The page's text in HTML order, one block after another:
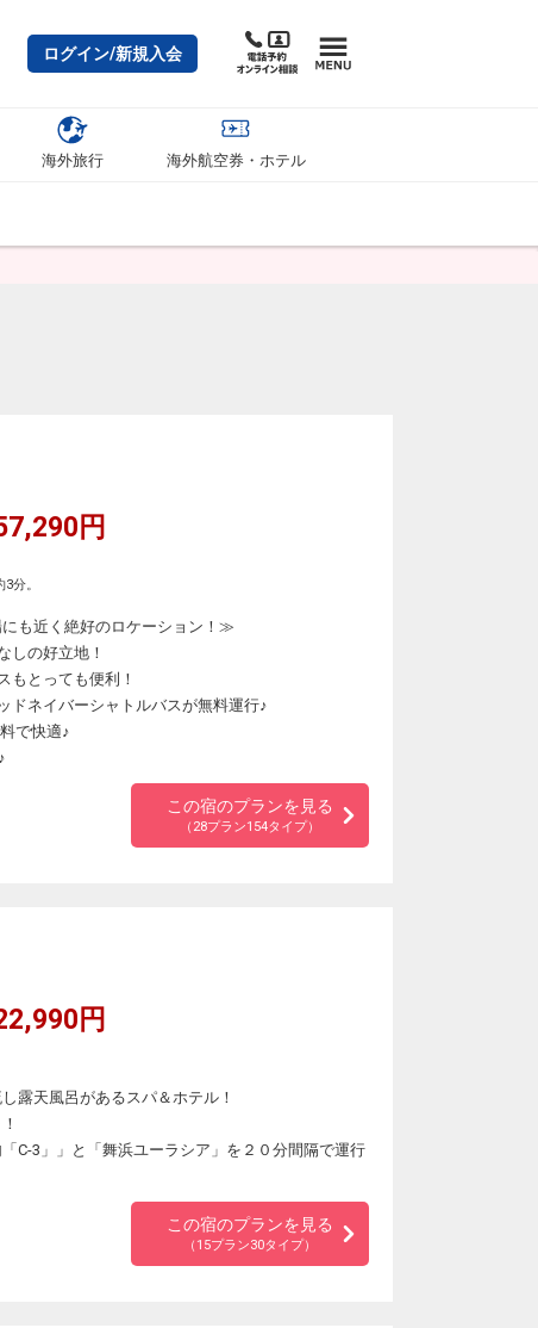
ログイン/新規入会
海外旅行 海外航空券・ホテル
円
分。
も近く絶好のロケーション！≫
しの好立地！
もとっても便利！
ドネイバーシャトルバスが無料運行♪
で快適♪
この宿のプランを見る
（28プラン154タイプ）
円
露天風呂があるスパ＆ホテル！
C-3」」と「舞浜ユーラシア」を２０分間隔で運行
この宿のプランを見る
（15プラン30タイプ）